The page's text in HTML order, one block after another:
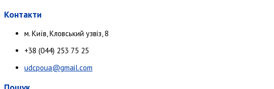
Контакти
м. Київ, Кловський узвіз, 8
+38 (044) 253 75 25
udcpoua@gmail.com